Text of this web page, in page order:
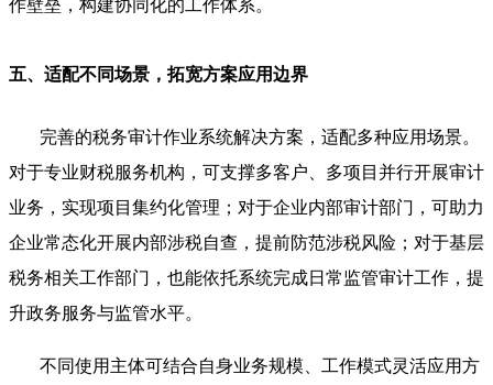
作壁垒，构建协同化的工作体系。
五、适配不同场景，拓宽方案应用边界
完善的税务审计作业系统解决方案，适配多种应用场景。
对于专业财税服务机构，可支撑多客户、多项目并行开展审计
业务，实现项目集约化管理；对于企业内部审计部门，可助力
企业常态化开展内部涉税自查，提前防范涉税风险；对于基层
税务相关工作部门，也能依托系统完成日常监管审计工作，提
升政务服务与监管水平。
不同使用主体可结合自身业务规模、工作模式灵活应用方